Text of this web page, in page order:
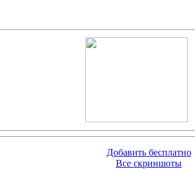
Добавить бесплатно
Все скриншоты